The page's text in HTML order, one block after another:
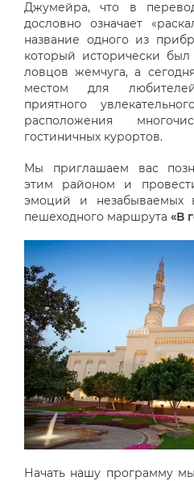
Джумейра, что в
дословно означает
название одного из
который исторически
ловцов жемчуга, а
местом для
приятного
расположения
гостиничных курортов.
Мы приглашаем вас
этим районом и
эмоций и незабываемых
пешеходного маршрута «В
Начать нашу программу